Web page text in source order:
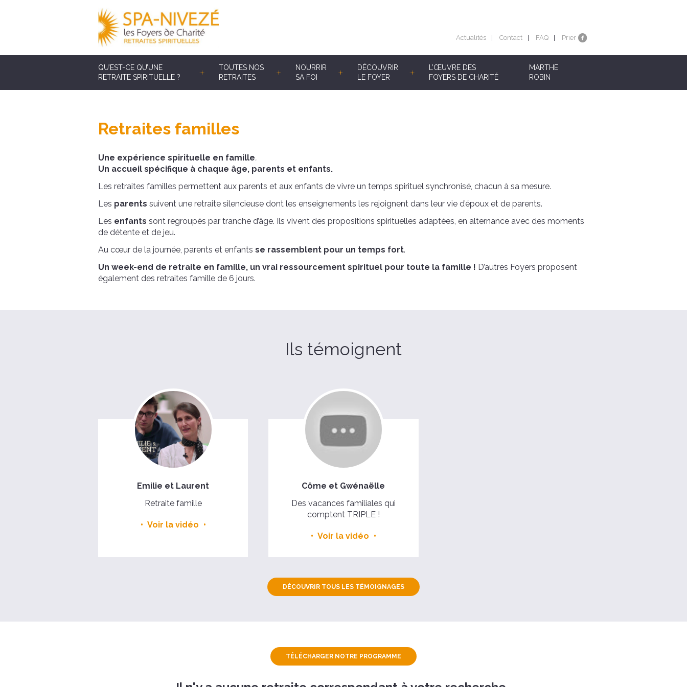
Actualités Contact FAQ Prier
QU’EST-CE QU’UNE
RETRAITE SPIRITUELLE ?
TOUTES NOS
RETRAITES
NOURRIR
SA FOI
DÉCOUVRIR
LE FOYER
L’ŒUVRE DES
FOYERS DE CHARITÉ
MARTHE
ROBIN
Retraites familles
Une expérience spirituelle en famille.
Un accueil spécifique à chaque âge, parents et enfants.
Les retraites familles permettent aux parents et aux enfants de vivre un temps spirituel synchronisé, chacun à sa mesure.
Les parents suivent une retraite silencieuse dont les enseignements les rejoignent dans leur vie d’époux et de parents.
Les enfants sont regroupés par tranche d’âge. Ils vivent des propositions spirituelles adaptées, en alternance avec des moments
de détente et de jeu.
Au cœur de la journée, parents et enfants se rassemblent pour un temps fort.
Un week-end de retraite en famille, un vrai ressourcement spirituel pour toute la famille ! D’autres Foyers proposent
également des retraites famille de 6 jours.
Ils témoignent
Emilie et Laurent
Retraite famille
Voir la vidéo
Côme et Gwénaëlle
Des vacances familiales qui
comptent TRIPLE !
Voir la vidéo
DÉCOUVRIR TOUS LES TÉMOIGNAGES
TÉLÉCHARGER NOTRE PROGRAMME